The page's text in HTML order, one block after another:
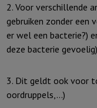
2. Voor verschillende
gebruiken zonder een
er wel een bacterie?)
deze bacterie
3. Dit geldt ook voor
oordruppels,...)